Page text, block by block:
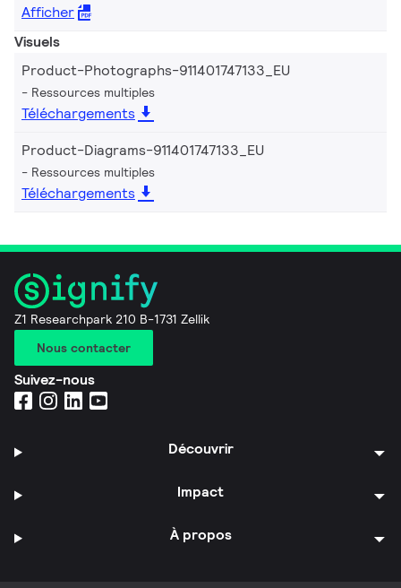
Afficher
Visuels
Product-Photographs-911401747133_EU
Ressources multiples
Téléchargements
Product-Diagrams-911401747133_EU
Ressources multiples
Téléchargements
Z1 Researchpark 210 B-1731 Zellik
Nous contacter
Suivez-nous
Découvrir
Impact
À propos